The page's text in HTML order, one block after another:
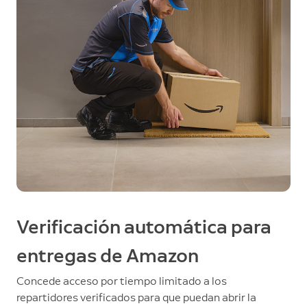
Verificación automática para
entregas de Amazon
Concede acceso por tiempo limitado a los
repartidores verificados para que puedan abrir la